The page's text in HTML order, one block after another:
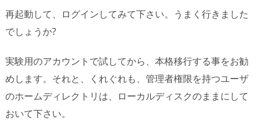
再起動して、ログインしてみて下さい。うまく行きました
でしょうか?
実験用のアカウントで試してから、本格移行する事をお勧
めします。それと、くれぐれも、管理者権限を持つユーザ
のホームディレクトリは、ローカルディスクのままにして
おいて下さい。